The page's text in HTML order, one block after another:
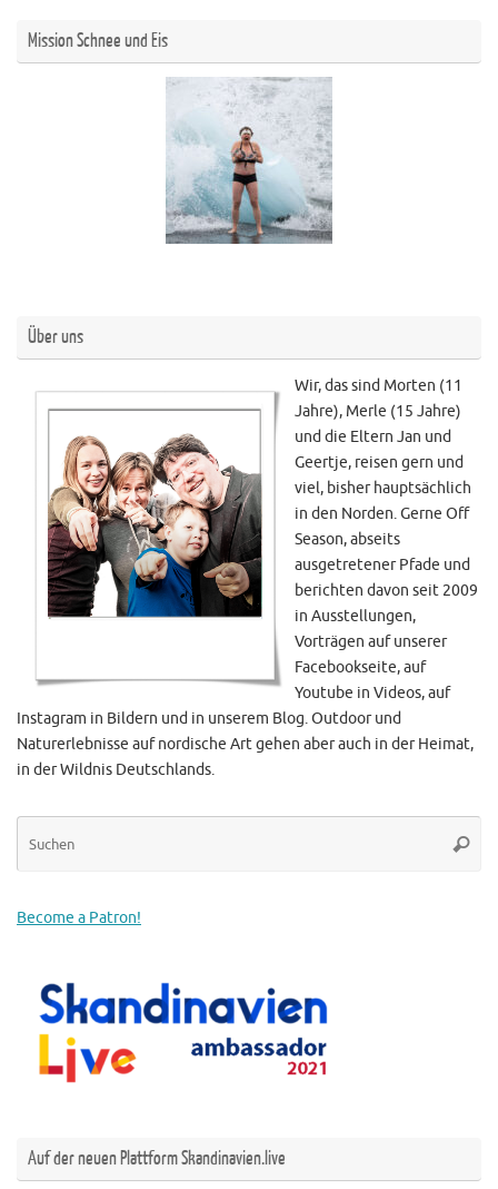
Mission Schnee und Eis
Über uns
Wir, das sind Morten (11
Jahre), Merle (15 Jahre)
und die Eltern Jan und
Geertje, reisen gern und
viel, bisher hauptsächlich
in den Norden. Gerne Off
Season, abseits
ausgetretener Pfade und
berichten davon seit 2009
in Ausstellungen,
Vorträgen auf unserer
Facebookseite, auf
Youtube in Videos, auf
Instagram in Bildern und in unserem Blog. Outdoor und
Naturerlebnisse auf nordische Art gehen aber auch in der Heimat,
in der Wildnis Deutschlands.
Become a Patron!
Auf der neuen Plattform Skandinavien.live